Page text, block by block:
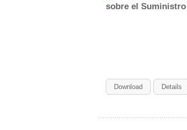
sobre el
Download Details